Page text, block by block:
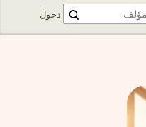
دخول